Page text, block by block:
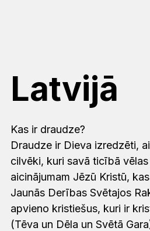
Latvijā
Kas ir draudze?
Draudze ir Dieva izredzēti,
cilvēki, kuri savā ticībā
aicinājumam Jēzū Kristū,
Jaunās Derības Svētajos
apvieno kristiešus, kuri ir
(Tēva un Dēla un Svētā